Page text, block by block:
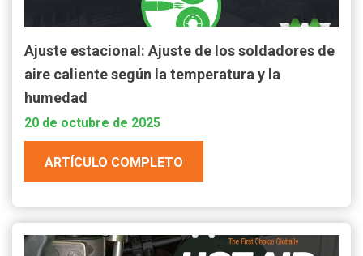
Ajuste estacional: Ajuste de los soldadores de
aire caliente según la temperatura y la
humedad
20 de octubre de 2025
ARTÍCULO COMPLETO